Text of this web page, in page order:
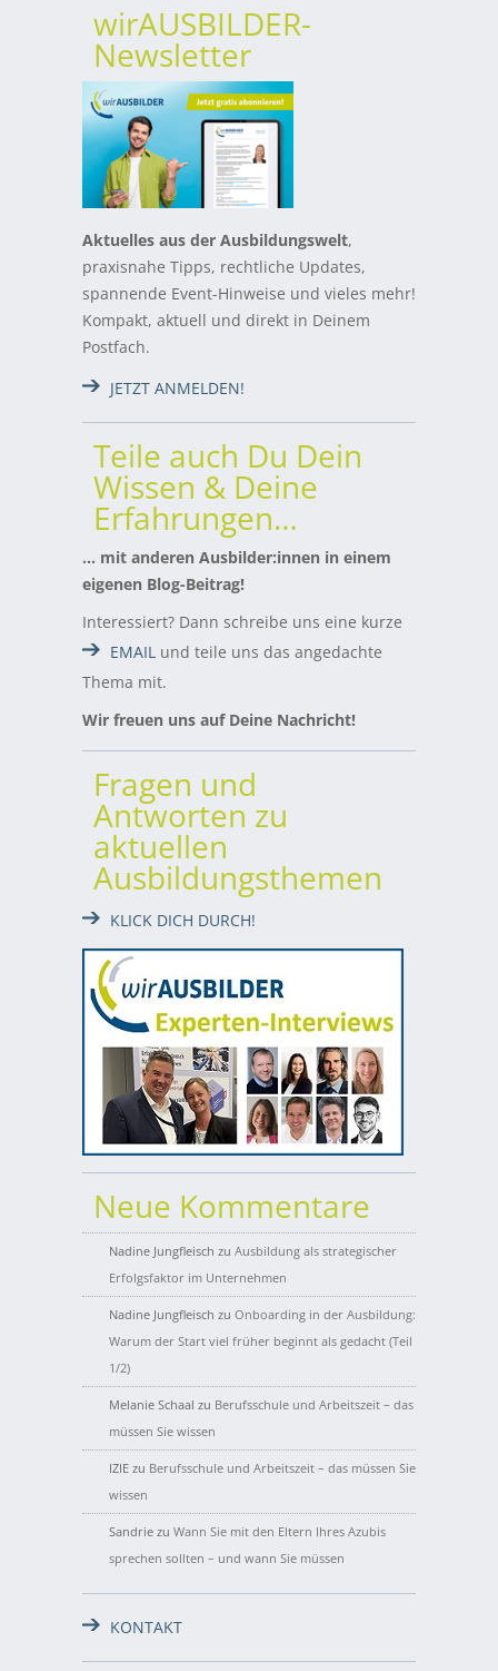
wirAUSBILDER-
Newsletter
Aktuelles aus der Ausbildungswelt,
praxisnahe Tipps, rechtliche Updates,
spannende Event-Hinweise und vieles mehr!
Kompakt, aktuell und direkt in Deinem
Postfach.
JETZT ANMELDEN!
Teile auch Du Dein
Wissen & Deine
Erfahrungen…
… mit anderen Ausbilder:innen in einem
eigenen Blog-Beitrag!
Interessiert? Dann schreibe uns eine kurze
EMAIL und teile uns das angedachte
Thema mit.
Wir freuen uns auf Deine Nachricht!
Fragen und
Antworten zu
aktuellen
Ausbildungsthemen
KLICK DICH DURCH!
Neue Kommentare
Nadine Jungfleisch zu Ausbildung als strategischer
Erfolgsfaktor im Unternehmen
Nadine Jungfleisch zu Onboarding in der Ausbildung:
Warum der Start viel früher beginnt als gedacht (Teil
1/2)
Melanie Schaal zu Berufsschule und Arbeitszeit – das
müssen Sie wissen
IZIE zu Berufsschule und Arbeitszeit – das müssen Sie
wissen
Sandrie zu Wann Sie mit den Eltern Ihres Azubis
sprechen sollten – und wann Sie müssen
KONTAKT